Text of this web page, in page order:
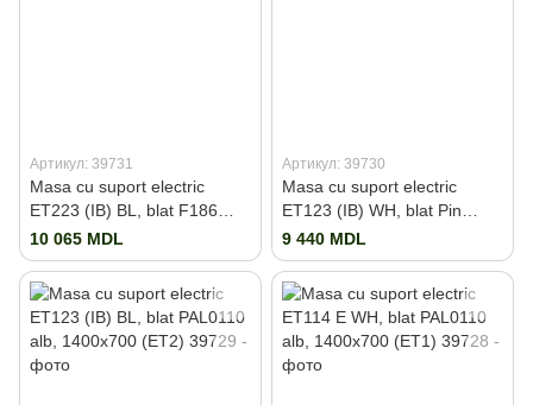
Артикул: 39731
Masa cu suport electric
ET223 (IB) BL, blat F186
ST9 Beton, 1600x800 (ET3)
10 065 MDL
Артикул: 39730
Masa cu suport electric
ET123 (IB) WH, blat Pin
Aland, 1400x700 (ET2)
9 440 MDL